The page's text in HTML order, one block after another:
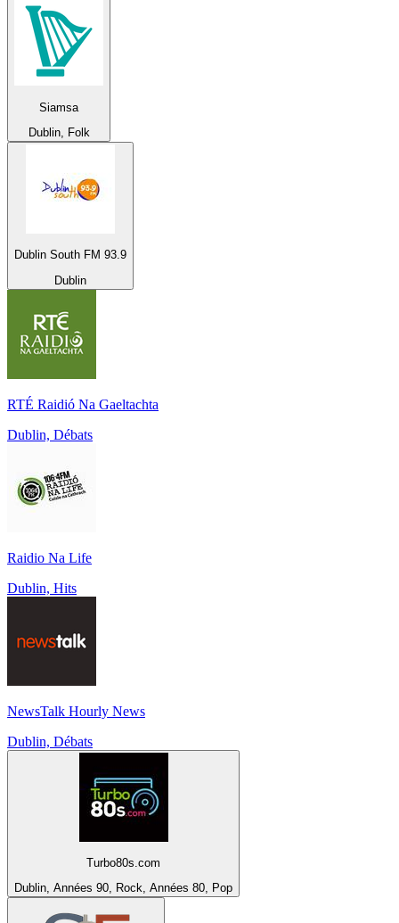
Siamsa
Dublin, Folk
Dublin South FM 93.9
Dublin
RTÉ Raidió Na Gaeltachta
Dublin, Débats
Raidio Na Life
Dublin, Hits
NewsTalk Hourly News
Dublin, Débats
Turbo80s.com
Dublin, Années 90, Rock, Années 80, Pop